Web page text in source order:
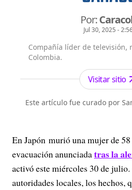
Por:
Jul 30, 2025 -
Compañía líder de televisión,
Colombia.
Visitar sitio
Este artículo fue curado por
En Japón murió una mujer de
evacuación anunciadatras la
activó este miércoles 30 de
autoridades locales, los hechos,